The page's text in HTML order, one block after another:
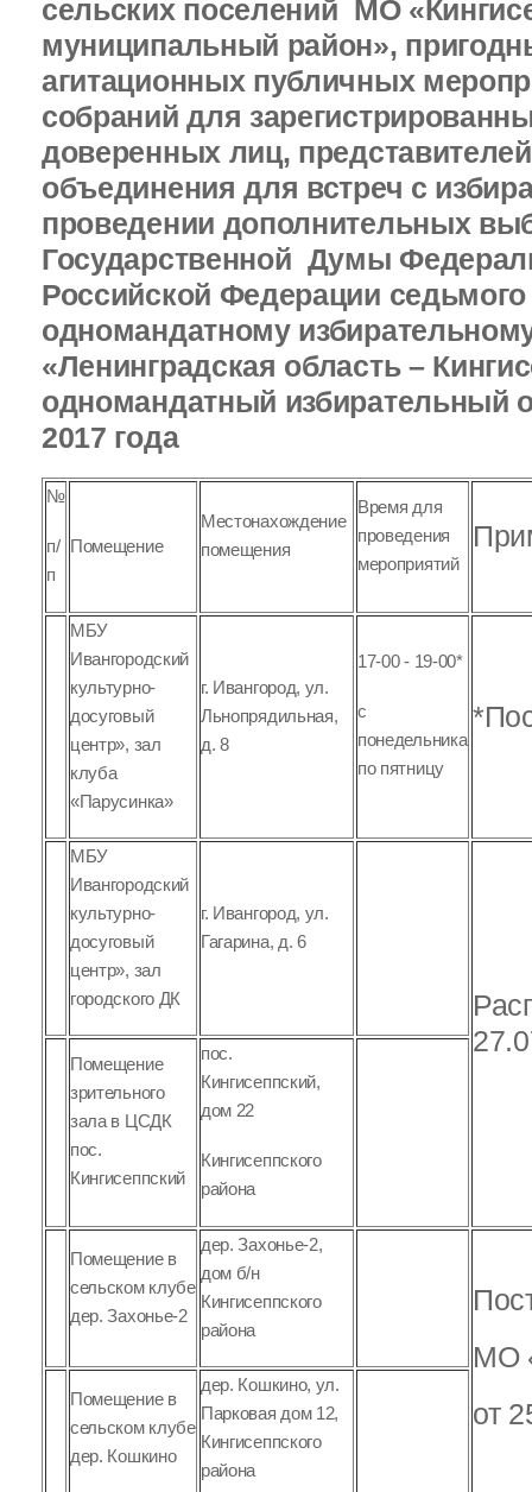
сельских поселений МО
муниципальный район»,
агитационных публичных
собраний для
доверенных лиц,
объединения для встреч с
проведении дополнительных
Государственной Думы
Российской Федерации
одномандатному
«Ленинградская область –
одномандатный избирательный
2017 года
№
п/
п
Помещение
Местонахождение
помещения
Время для
проведения
мероприятий
МБУ
Ивангородский
культурно-
досуговый
центр», зал
клуба
«Парусинка»
г. Ивангород, ул.
Льнопрядильная,
д. 8
17-00 - 19-00*
с
понедельника
по пятницу
МБУ
Ивангородский
культурно-
досуговый
центр», зал
городского ДК
г. Ивангород, ул.
Гагарина, д. 6
Помещение
зрительного
зала в ЦСДК
пос.
Кингисеппский
пос.
Кингисеппский,
дом 22
Кингисеппского
района
Помещение в
сельском клубе
дер. Захонье-2
дер. Захонье-2,
дом б/н
Кингисеппского
района
МО
от
Помещение в
сельском клубе
дер. Кошкино
дер. Кошкино, ул.
Парковая дом 12,
Кингисеппского
района